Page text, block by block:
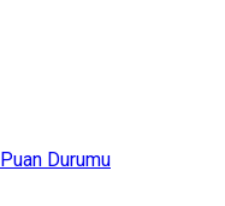
Puan Durumu